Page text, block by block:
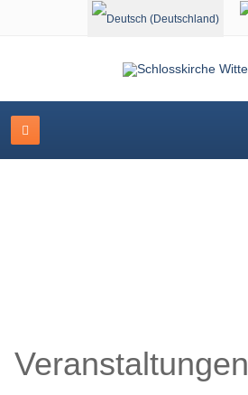
Sprache auswählen
Veranstaltungen